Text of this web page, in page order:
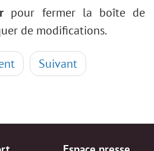
pour fermer la boîte de
de modifications.
Suivant